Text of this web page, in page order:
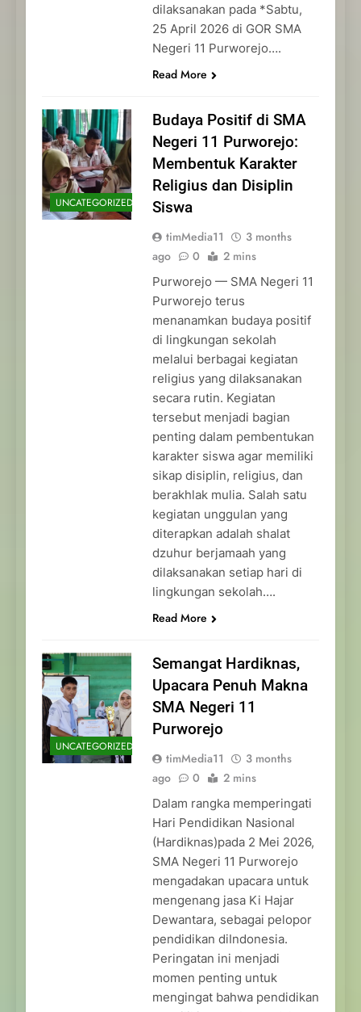
dilaksanakan pada *Sabtu,
25 April 2026 di GOR SMA
Negeri 11 Purworejo….
Read More
UNCATEGORIZED
Budaya Positif di SMA
Negeri 11 Purworejo:
Membentuk Karakter
Religius dan Disiplin
Siswa
timMedia11
3 months
ago
0 2 mins
Purworejo — SMA Negeri 11
Purworejo terus
menanamkan budaya positif
di lingkungan sekolah
melalui berbagai kegiatan
religius yang dilaksanakan
secara rutin. Kegiatan
tersebut menjadi bagian
penting dalam pembentukan
karakter siswa agar memiliki
sikap disiplin, religius, dan
berakhlak mulia. Salah satu
kegiatan unggulan yang
diterapkan adalah shalat
dzuhur berjamaah yang
dilaksanakan setiap hari di
lingkungan sekolah….
Read More
UNCATEGORIZED
Semangat Hardiknas,
Upacara Penuh Makna
SMA Negeri 11
Purworejo
timMedia11
3 months
ago
0 2 mins
Dalam rangka memperingati
Hari Pendidikan Nasional
(Hardiknas)pada 2 Mei 2026,
SMA Negeri 11 Purworejo
mengadakan upacara untuk
mengenang jasa Ki Hajar
Dewantara, sebagai pelopor
pendidikan diIndonesia.
Peringatan ini menjadi
momen penting untuk
mengingat bahwa pendidikan